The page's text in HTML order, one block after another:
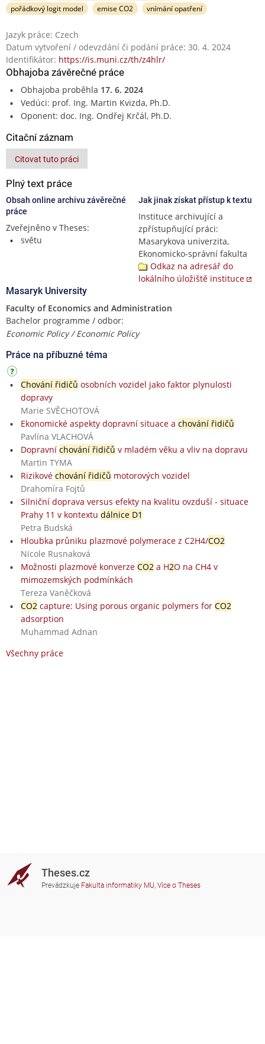
pořádkový logit model
emise CO2 vnímání opatření
Jazyk práce: Czech
Datum vytvoření / odevzdání či podání práce: 30. 4. 2024
Identifikátor: https://is.muni.cz/th/z4hlr/
Obhajoba závěrečné práce
Obhajoba proběhla 17. 6. 2024
Vedúci: prof. Ing. Martin Kvizda, Ph.D.
Oponent: doc. Ing. Ondřej Krčál, Ph.D.
Citační záznam
Citovat tuto práci
Plný text práce
Obsah online archivu závěrečné
práce
Zveřejněno v Theses:
světu
Jak jinak získat přístup k textu
Instituce archivující a
zpřístupňující práci:
Masarykova univerzita,
Ekonomicko-správní fakulta
Odkaz na adresář do
lokálního úložiště instituce
Masaryk University
Faculty of Economics and Administration
Bachelor programme / odbor:
Economic Policy / Economic Policy
Práce na příbuzné téma
Chování řidičů osobních vozidel jako faktor plynulosti
dopravy
Marie SVĚCHOTOVÁ
Ekonomické aspekty dopravní situace a chování řidičů
Pavlína VLACHOVÁ
Dopravní chování řidičů v mladém věku a vliv na dopravu
Martin TYMA
Rizikové chování řidičů motorových vozidel
Drahomíra Fojtů
Silniční doprava versus efekty na kvalitu ovzduší - situace
Prahy 11 v kontextu dálnice D1
Petra Budská
Hloubka průniku plazmové polymerace z C2H4/CO2
Nicole Rusnaková
Možnosti plazmové konverze CO2 a H2O na CH4 v
mimozemských podmínkách
Tereza Vaněčková
CO2 capture: Using porous organic polymers for CO2
adsorption
Muhammad Adnan
Všechny práce
Theses.cz
Prevádzkuje Fakulta informatiky MU, Více o Theses